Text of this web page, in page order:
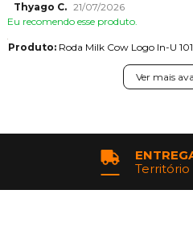
Thyago C. 21/07/2026
Eu recomendo esse produto.
Produto:Roda Milk Cow Logo In-U
Ver mais